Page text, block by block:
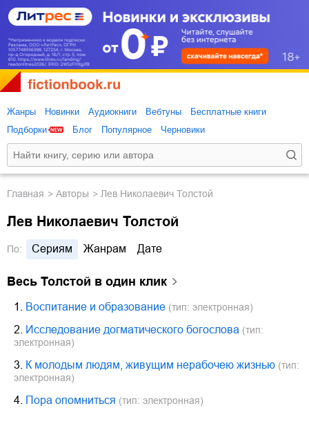
Жанры Новинки Аудиокниги Вебтуны
Бесплатные книги
Подборки
Блог Популярное Черновики
Главная Авторы Лев Николаевич Толстой
Лев Николаевич Толстой
По: Сериям Жанрам Дате
Весь Толстой в один клик
1. Воспитание и образование (тип: электронная)
2. Исследование догматического богослова (тип:
электронная)
3. К молодым людям, живущим нерабочею жизнью (тип:
электронная)
4. Пора опомниться (тип: электронная)